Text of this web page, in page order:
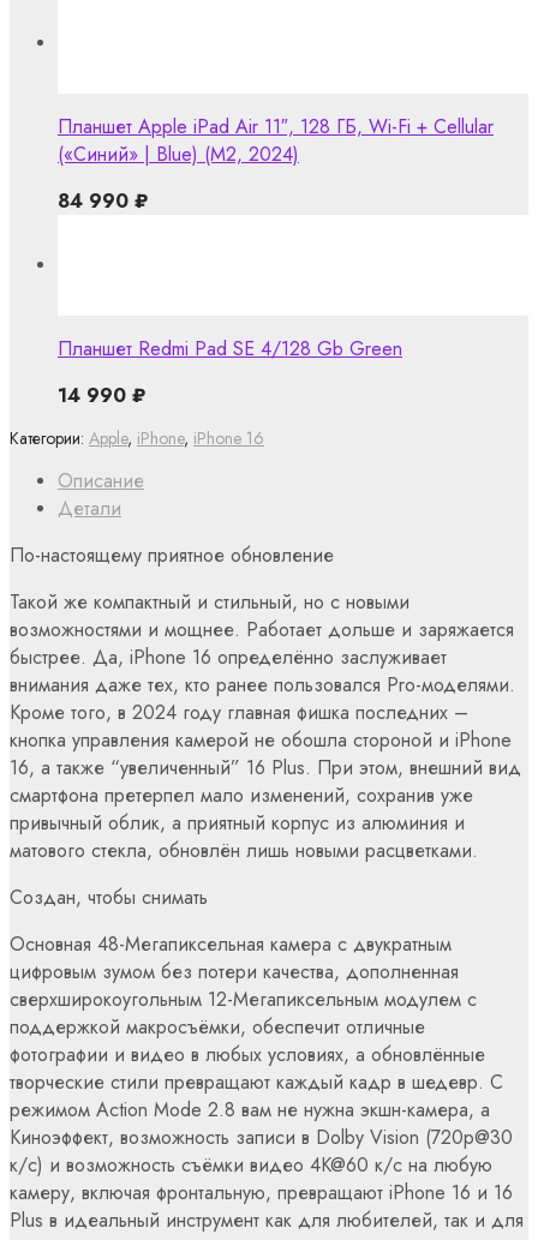
Описание
Детали
По-настоящему приятное обновление
Такой же компактный и стильный, но с новыми
возможностями и мощнее. Работает дольше и заряжается
быстрее. Да, iPhone 16 определённо заслуживает
внимания даже тех, кто ранее пользовался Pro-моделями.
Кроме того, в 2024 году главная фишка последних –
кнопка управления камерой не обошла стороной и iPhone
16, а также “увеличенный” 16 Plus. При этом, внешний вид
смартфона претерпел мало изменений, сохранив уже
привычный облик, а приятный корпус из алюминия и
матового стекла, обновлён лишь новыми расцветками.
Создан, чтобы снимать
Основная 48-Мегапиксельная камера с двукратным
цифровым зумом без потери качества, дополненная
сверхширокоугольным 12-Мегапиксельным модулем с
поддержкой макросъёмки, обеспечит отличные
фотографии и видео в любых условиях, а обновлённые
творческие стили превращают каждый кадр в шедевр. С
режимом Action Mode 2.8 вам не нужна экшн-камера, а
Киноэффект, возможность записи в Dolby Vision (720p@30
к/с) и возможность съёмки видео 4K@60 к/с на любую
камеру, включая фронтальную, превращают iPhone 16 и 16
Plus в идеальный инструмент как для любителей, так и для
Категории: Apple, iPhone, iPhone 16
Планшет Apple iPad Air 11″, 128 ГБ, Wi-Fi + Cellular
(«Синий» | Blue) (M2, 2024)
84 990 ₽
Планшет Redmi Pad SE 4/128 Gb Green
14 990 ₽